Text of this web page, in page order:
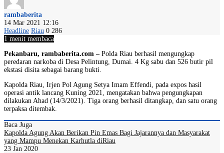
rambaberita
14 Mar 2021 12:16
Headline Riau 0 286
1 menit membaca
Pekanbaru, rambaberita.com – Polda Riau berhasil mengungkap
peredaran narkoba di Desa Pelintung, Dumai. 4 Kg sabu dan 526 butir pil
ekstasi disita sebagai barang bukti.
Kapolda Riau, Irjen Pol Agung Setya Imam Effendi, pada expos hasil
operasi antik lancang Kuning 2021, mengatakan bahwa pengungkapan
dilakukan Ahad (14/3/2021). Tiga orang berhasil ditangkap, dan satu orang
terpaksa ditembak.
Baca Juga
Kapolda Agung Akan Berikan Pin Emas Bagi Jajarannya dan Masyarakat
yang Mampu Menekan Karhutla diRiau
23 Jan 2020